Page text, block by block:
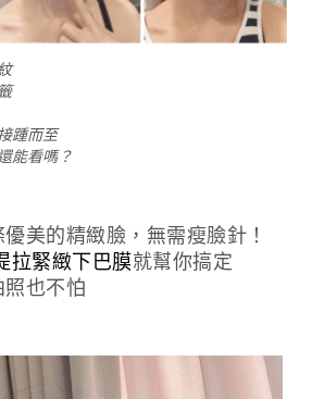
踵而至
能看嗎？
美的精緻臉，無需瘦臉針！
拉緊緻下巴膜就幫你搞定
照也不怕